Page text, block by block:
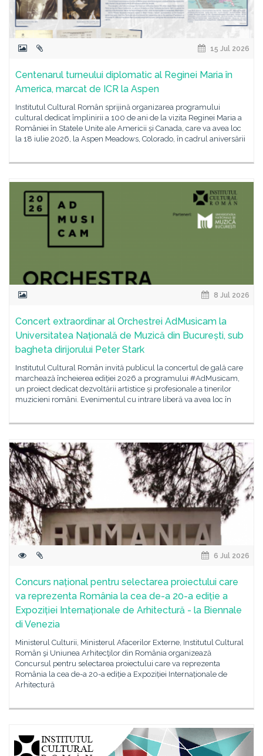
15 Jul 2026
Centenarul turneului diplomatic al Reginei Maria în
America, marcat de ICR la Aspen
Institutul Cultural Român sprijină organizarea programului
cultural dedicat împlinirii a 100 de ani de la vizita Reginei Maria a
României în Statele Unite ale Americii și Canada, care va avea loc
la 18 iulie 2026, la Aspen Meadows, Colorado, în cadrul aniversării
8 Jul 2026
Concert extraordinar al Orchestrei AdMusicam la
Universitatea Națională de Muzică din București, sub
bagheta dirijorului Peter Stark
Institutul Cultural Român invită publicul la concertul de gală care
marchează încheierea ediției 2026 a programului #AdMusicam,
un proiect dedicat dezvoltării artistice și profesionale a tinerilor
muzicieni români. Evenimentul cu intrare liberă va avea loc în
6 Jul 2026
Concurs național pentru selectarea proiectului care
va reprezenta România la cea de-a 20-a ediție a
Expoziției Internaționale de Arhitectură - la Biennale
di Venezia
Ministerul Culturii, Ministerul Afacerilor Externe, Institutul Cultural
Român şi Uniunea Arhitecţilor din România organizează
Concursul pentru selectarea proiectului care va reprezenta
România la cea de-a 20-a ediție a Expoziției Internaționale de
Arhitectură